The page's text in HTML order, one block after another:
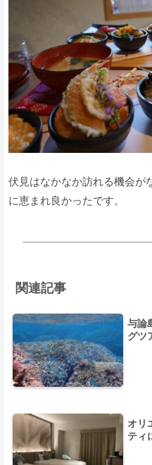
伏見はなかなか訪れる機会が
に恵まれ良かったです。
関連記事
与論
グツ
オリ
ティ